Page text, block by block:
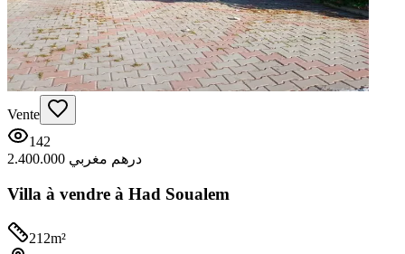
Vente
142
2.400.000 درهم مغربي
Villa à vendre à Had Soualem
212m²